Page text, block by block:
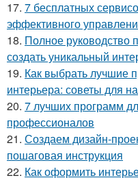
17. 7 бесплатных
эффективного
18. Полное руководство
создать уникальный
19. Как выбрать лучшие
интерьера: советы для
20. 7 лучших программ
профессионалов
21. Создаем дизайн-
пошаговая инструкция
22. Как оформить